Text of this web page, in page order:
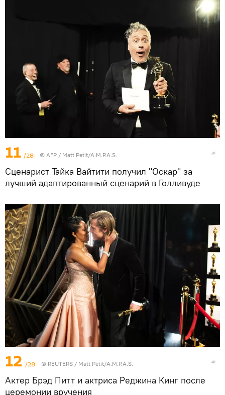
11 /28 © AFP / Matt Petit/A.M.P.A.S.
Сценарист Тайка Вайтити получил "Оскар" за
лучший адаптированный сценарий в Голливуде
12 /28 © REUTERS / Matt Petit/A.M.P.A.S.
Актер Брэд Питт и актриса Реджина Кинг после
церемонии вручения